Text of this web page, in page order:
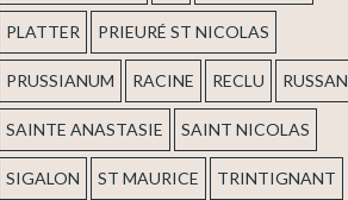
PLATTER PRIEURÉ ST NICOLAS
PRUSSIANUM RACINE RECLU RUSSAN
SAINTE ANASTASIE SAINT NICOLAS
SIGALON ST MAURICE TRINTIGNANT